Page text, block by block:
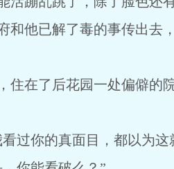
他已解了毒的事传出去
在了后花园一处偏僻的院
你的真面目，都以为这